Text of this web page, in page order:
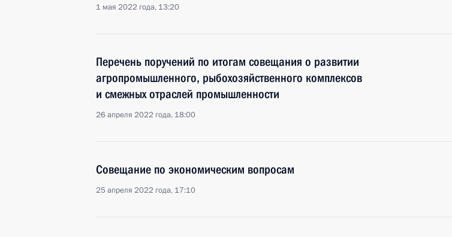
1 мая 2022 года, 13:20
Перечень поручений по итогам совещания о развитии
агропромышленного, рыбохозяйственного комплексов
и смежных отраслей промышленности
26 апреля 2022 года, 18:00
Совещание по экономическим вопросам
25 апреля 2022 года, 17:10